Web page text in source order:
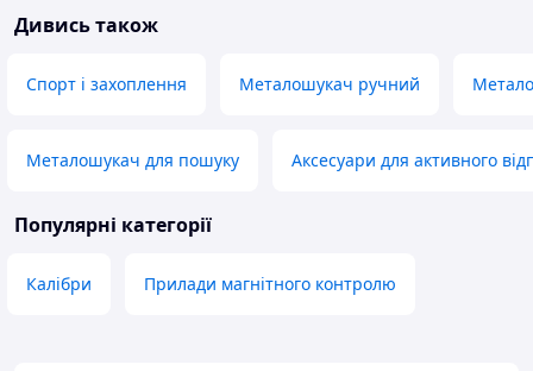
Дивись також
Спорт і захоплення Металошукач ручний
Металошукач для пошуку Аксесуари для активного
Популярні категорії
Калібри Прилади магнітного контролю